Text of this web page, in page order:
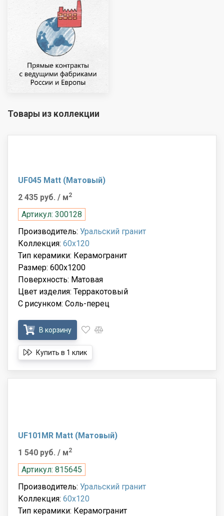
Товары из коллекции
UF045 Matt (Матовый)
2 435 руб. / м2
Артикул: 300128
Производитель: Уральский гранит
Коллекция: 60x120
Тип керамики: Керамогранит
Размер: 600x1200
Поверхность: Матовая
Цвет изделия: Терракотовый
С рисунком: Соль-перец
В корзину
Купить в 1 клик
UF101MR Matt (Матовый)
1 540 руб. / м2
Артикул: 815645
Производитель: Уральский гранит
Коллекция: 60x120
Тип керамики: Керамогранит